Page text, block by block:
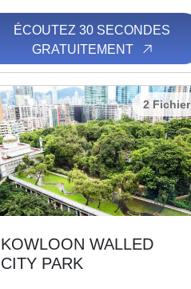
ÉCOUTEZ 30 SECONDES
GRATUITEMENT
2 Fichier
KOWLOON WALLED
CITY PARK